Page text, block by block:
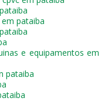
pataiba
e equipamentos em
pataiba